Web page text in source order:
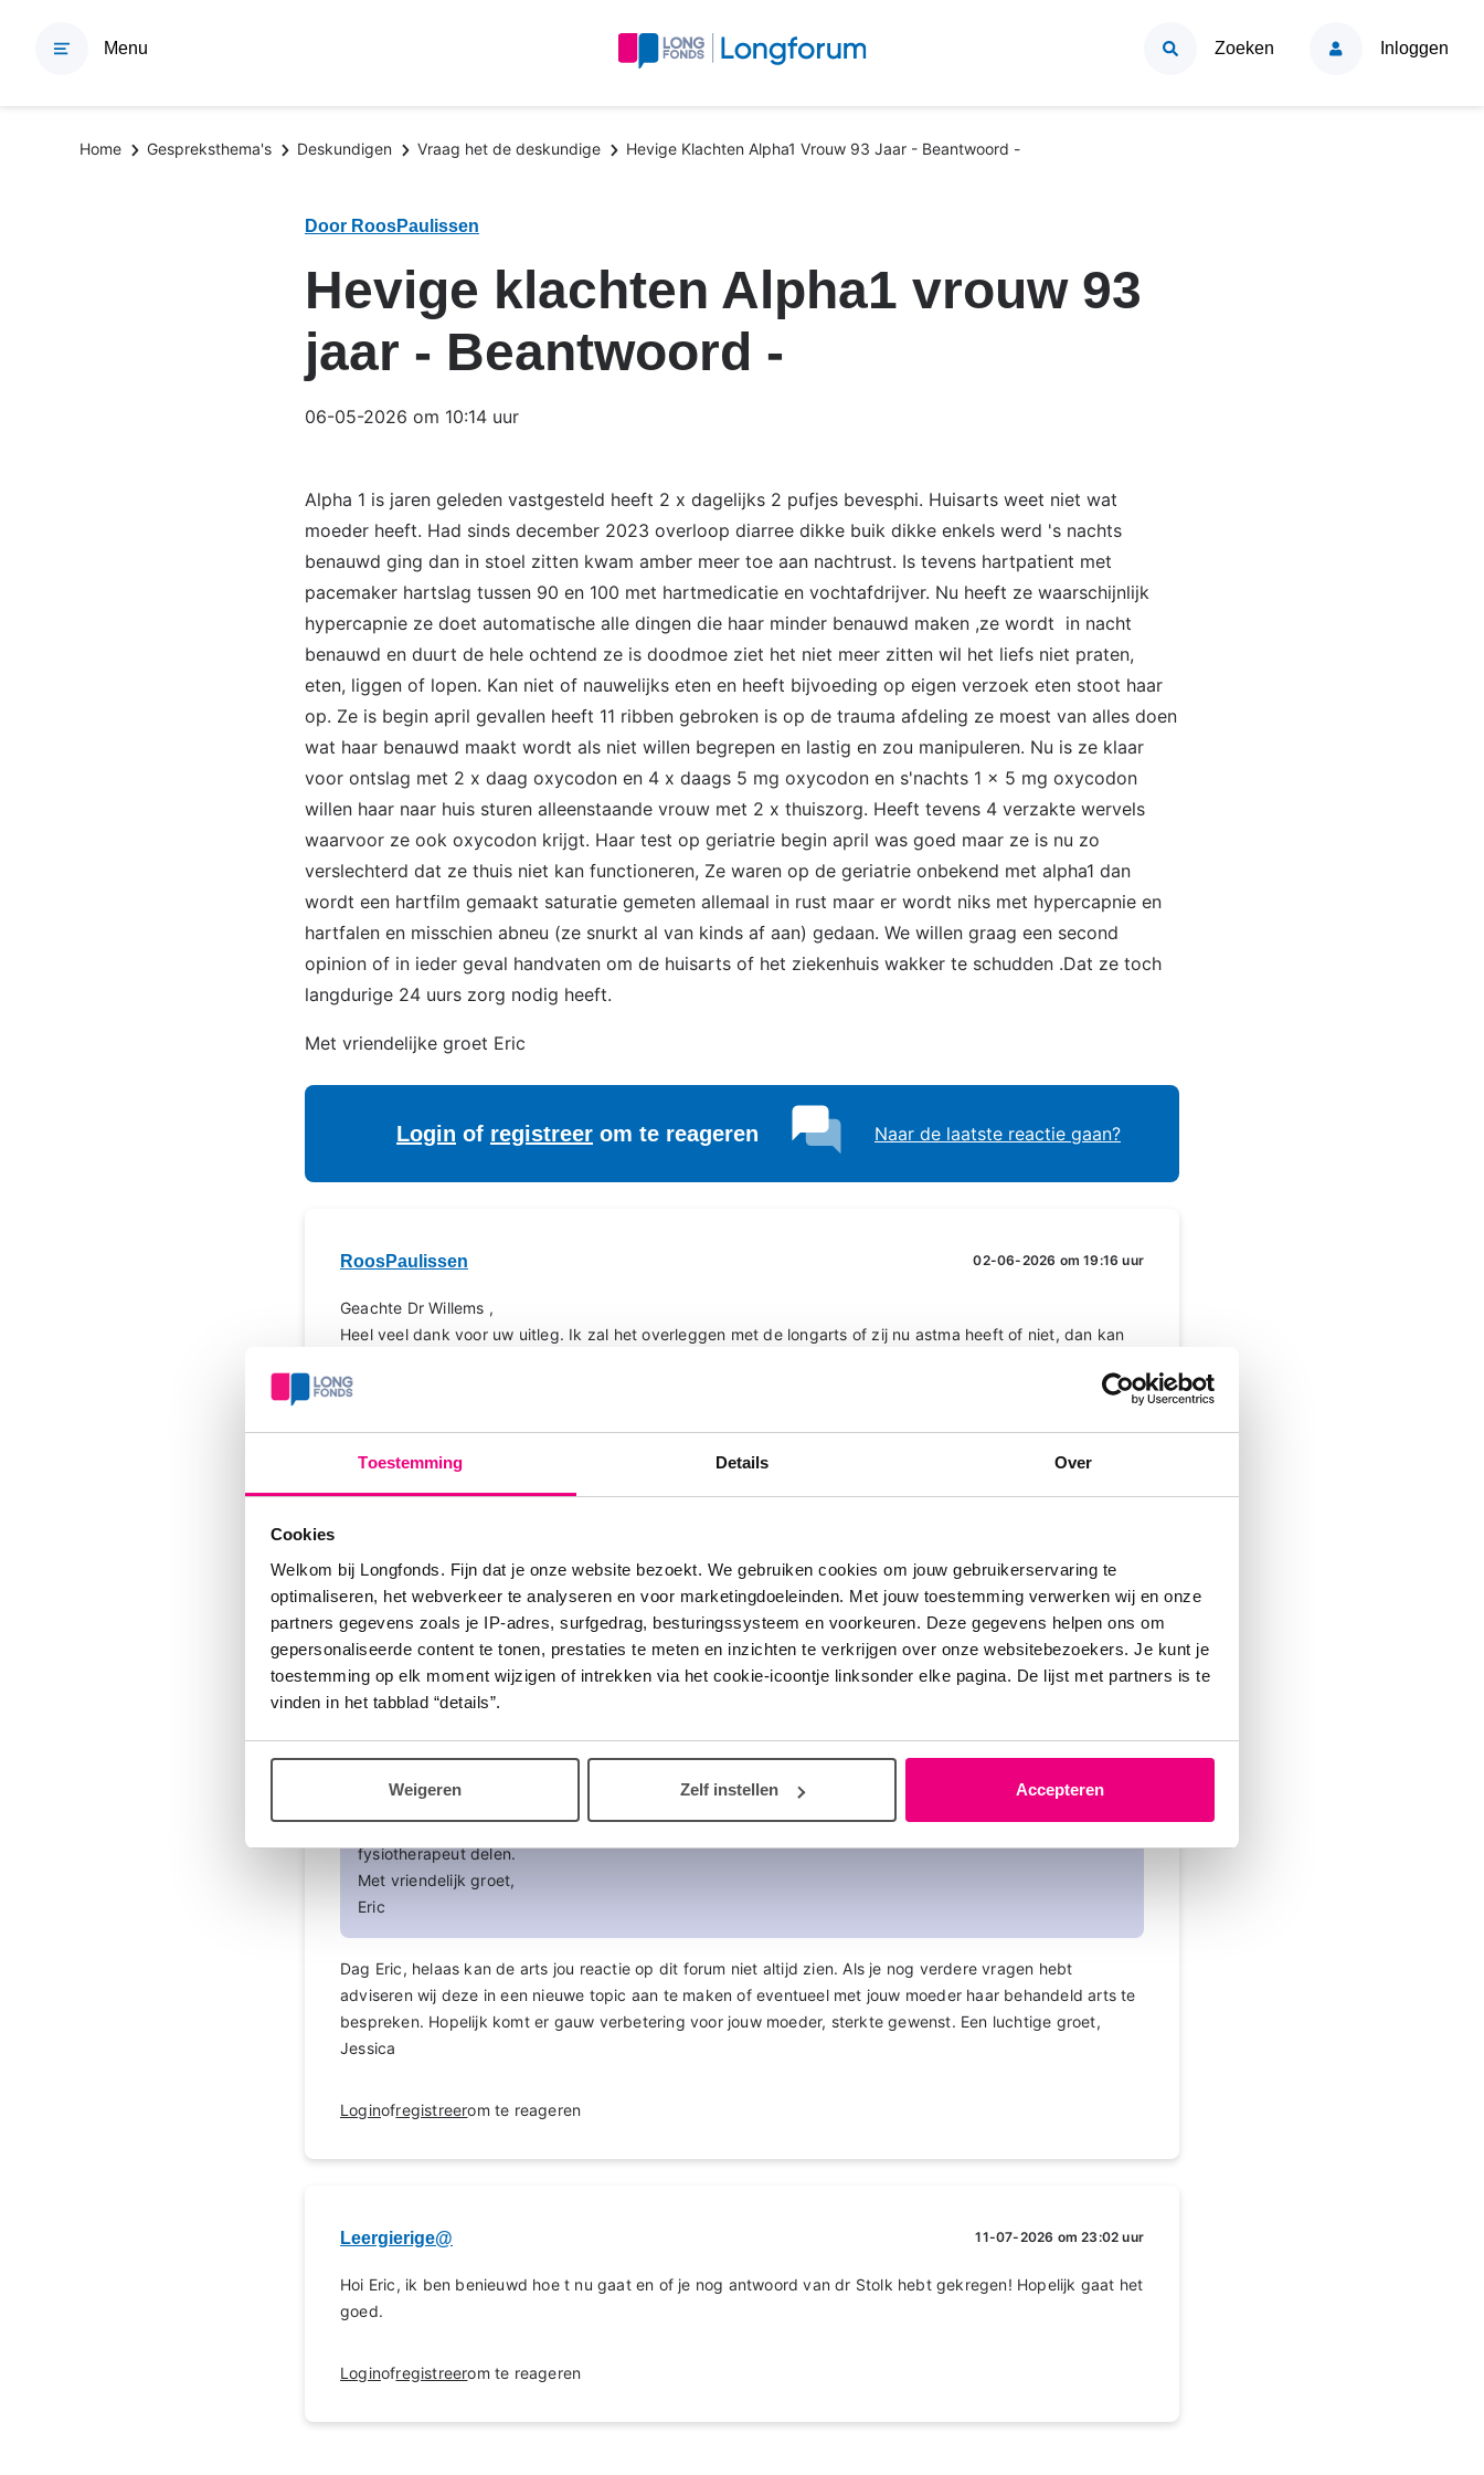
Toestemming Details Over
Cookies
Welkom bij Longfonds. Fijn dat je onze website bezoekt. We gebruiken cookies om jouw gebruikerservaring te
optimaliseren, het webverkeer te analyseren en voor marketingdoeleinden. Met jouw toestemming verwerken wij en onze
partners gegevens zoals je IP-adres, surfgedrag, besturingssysteem en voorkeuren. Deze gegevens helpen ons om
gepersonaliseerde content te tonen, prestaties te meten en inzichten te verkrijgen over onze websitebezoekers. Je kunt je
toestemming op elk moment wijzigen of intrekken via het cookie-icoontje linksonder elke pagina. De lijst met partners is te
vinden in het tabblad “details”.
Weigeren Zelf instellen Accepteren
Menu Zoeken Inloggen
Kruimelpad
Home Gespreksthema's Deskundigen Vraag het de deskundige Hevige Klachten Alpha1 Vrouw 93 Jaar - Beantwoord -
Door RoosPaulissen
Hevige klachten Alpha1 vrouw 93
jaar - Beantwoord -
06-05-2026 om 10:14 uur
Alpha 1 is jaren geleden vastgesteld heeft 2 x dagelijks 2 pufjes bevesphi. Huisarts weet niet wat
moeder heeft. Had sinds december 2023 overloop diarree dikke buik dikke enkels werd 's nachts
benauwd ging dan in stoel zitten kwam amber meer toe aan nachtrust. Is tevens hartpatient met
pacemaker hartslag tussen 90 en 100 met hartmedicatie en vochtafdrijver. Nu heeft ze waarschijnlijk
hypercapnie ze doet automatische alle dingen die haar minder benauwd maken ,ze wordt in nacht
benauwd en duurt de hele ochtend ze is doodmoe ziet het niet meer zitten wil het liefs niet praten,
eten, liggen of lopen. Kan niet of nauwelijks eten en heeft bijvoeding op eigen verzoek eten stoot haar
op. Ze is begin april gevallen heeft 11 ribben gebroken is op de trauma afdeling ze moest van alles doen
wat haar benauwd maakt wordt als niet willen begrepen en lastig en zou manipuleren. Nu is ze klaar
voor ontslag met 2 x daag oxycodon en 4 x daags 5 mg oxycodon en s'nachts 1 x 5 mg oxycodon
willen haar naar huis sturen alleenstaande vrouw met 2 x thuiszorg. Heeft tevens 4 verzakte wervels
waarvoor ze ook oxycodon krijgt. Haar test op geriatrie begin april was goed maar ze is nu zo
verslechterd dat ze thuis niet kan functioneren, Ze waren op de geriatrie onbekend met alpha1 dan
wordt een hartfilm gemaakt saturatie gemeten allemaal in rust maar er wordt niks met hypercapnie en
hartfalen en misschien abneu (ze snurkt al van kinds af aan) gedaan. We willen graag een second
opinion of in ieder geval handvaten om de huisarts of het ziekenhuis wakker te schudden .Dat ze toch
langdurige 24 uurs zorg nodig heeft.
Met vriendelijke groet Eric
Login of registreer om te reageren Naar de laatste reactie gaan?
RoosPaulissen 02-06-2026 om 19:16 uur
Geachte Dr Willems ,
Heel veel dank voor uw uitleg. Ik zal het overleggen met de longarts of zij nu astma heeft of niet, dan kan
Met vriendelijke groet,
registreer
JessicaB 03-06-2026 om 10:46 uur
Reactie op RoosPaulissen
Dank voor uw reactie. Zijn de pufjes met bevesphi wat anders inhalatiesteroid, Zou u een andere
in tegenstelling tot gewone copd. Mijn moeder heeft hypercapnie en dat maakt het ondragelijk voor
haar. Welke technieken of hulpmiddelen adviseert u voor haar. Dan kan ik dat met de longarts en de
fysiotherapeut delen.
Met vriendelijk groet,
Eric
Dag Eric, helaas kan de arts jou reactie op dit forum niet altijd zien. Als je nog verdere vragen hebt
adviseren wij deze in een nieuwe topic aan te maken of eventueel met jouw moeder haar behandeld arts te
bespreken. Hopelijk komt er gauw verbetering voor jouw moeder, sterkte gewenst. Een luchtige groet,
Jessica
Loginofregistreerom te reageren
Leergierige@ 11-07-2026 om 23:02 uur
Hoi Eric, ik ben benieuwd hoe t nu gaat en of je nog antwoord van dr Stolk hebt gekregen! Hopelijk gaat het
goed.
Loginofregistreerom te reageren